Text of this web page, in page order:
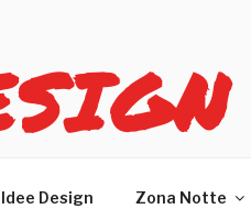
Idee Design Zona Notte